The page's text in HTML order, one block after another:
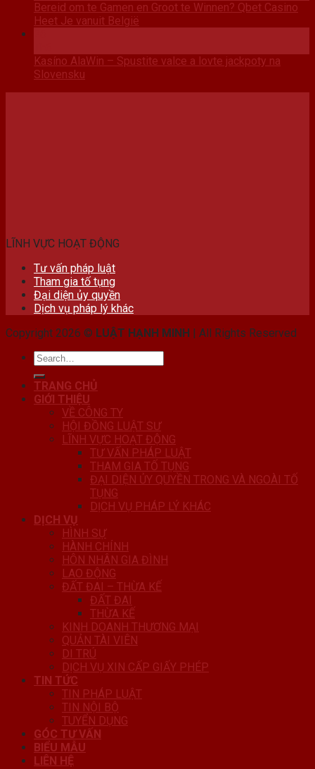
Bereid om te Gamen en Groot te Winnen? Qbet Casino
Heet Je vanuit België
Kasíno AlaWin – Spustite valce a lovte jackpoty na
Slovensku
LĨNH VỰC HOẠT ĐỘNG
Tư vấn pháp luật
Tham gia tố tụng
Đại diện ủy quyền
Dịch vụ pháp lý khác
Copyright 2026 © LUẬT HẠNH MINH | All Rights Reserved
TRANG CHỦ
GIỚI THIỆU
VỀ CÔNG TY
HỘI ĐỒNG LUẬT SƯ
LĨNH VỰC HOẠT ĐỘNG
TƯ VẤN PHÁP LUẬT
THAM GIA TỐ TỤNG
ĐẠI DIỆN ỦY QUYỀN TRONG VÀ NGOÀI TỐ
TỤNG
DỊCH VỤ PHÁP LÝ KHÁC
DỊCH VỤ
HÌNH SỰ
HÀNH CHÍNH
HÔN NHÂN GIA ĐÌNH
LAO ĐỘNG
ĐẤT ĐAI – THỪA KẾ
ĐẤT ĐAI
THỪA KẾ
KINH DOANH THƯƠNG MẠI
QUẢN TÀI VIÊN
DI TRÚ
DỊCH VỤ XIN CẤP GIẤY PHÉP
TIN TỨC
TIN PHÁP LUẬT
TIN NỘI BỘ
TUYỂN DỤNG
GÓC TƯ VẤN
BIỂU MẪU
LIÊN HỆ